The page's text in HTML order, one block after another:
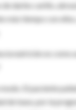
de darles cariño,
más tiempo con
la nutrición es como
modo. El paciente
de base, por la